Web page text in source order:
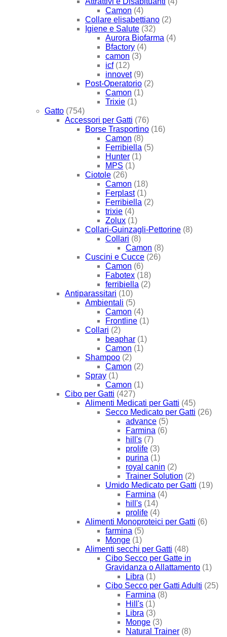
Camon (4)
Collare elisabettiano (2)
Igiene e Salute (32)
Aurora Biofarma (4)
Bfactory (4)
camon (3)
icf (12)
innovet (9)
Post-Operatorio (2)
Camon (1)
Trixie (1)
Gatto (754)
Accessori per Gatti (76)
Borse Trasportino (16)
Camon (8)
Ferribiella (5)
Hunter (1)
MPS (1)
Ciotole (26)
Camon (18)
Ferplast (1)
Ferribiella (2)
trixie (4)
Zolux (1)
Collari-Guinzagli-Pettorine (8)
Collari (8)
Camon (8)
Cuscini e Cucce (26)
Camon (6)
Fabotex (18)
ferribiella (2)
Antiparassitari (10)
Ambientali (5)
Camon (4)
Frontline (1)
Collari (2)
beaphar (1)
Camon (1)
Shampoo (2)
Camon (2)
Spray (1)
Camon (1)
Cibo per Gatti (427)
Alimenti Medicati per Gatti (45)
Secco Medicato per Gatti (26)
advance (5)
Farmina (6)
hill's (7)
prolife (3)
purina (1)
royal canin (2)
Trainer Solution (2)
Umido Medicato per Gatti (19)
Farmina (4)
hill's (14)
prolife (4)
Alimenti Monoproteici per Gatti (6)
farmina (5)
Monge (1)
Alimenti secchi per Gatti (48)
Cibo Secco per Gatte in
Gravidanza o Allattamento (1)
Libra (1)
Cibo Secco per Gatti Adulti (25)
Farmina (8)
Hill's (1)
Libra (3)
Monge (3)
Natural Trainer (8)